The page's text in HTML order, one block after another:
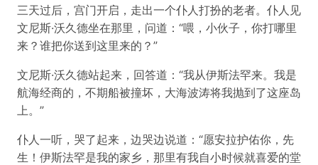
三天过后，宫门开启，走出一个仆人打扮的老者。仆人见
文尼斯·沃久德坐在那里，问道：“喂，小伙子，你打哪里
来？谁把你送到这里来的？”
文尼斯·沃久德站起来，回答道：“我从伊斯法罕来。我是
航海经商的，不期船被撞坏，大海波涛将我抛到了这座岛
上。”
仆人一听，哭了起来，边哭边说道：“愿安拉护佑你，先
生！伊斯法罕是我的家乡，那里有我自小时候就喜爱的堂